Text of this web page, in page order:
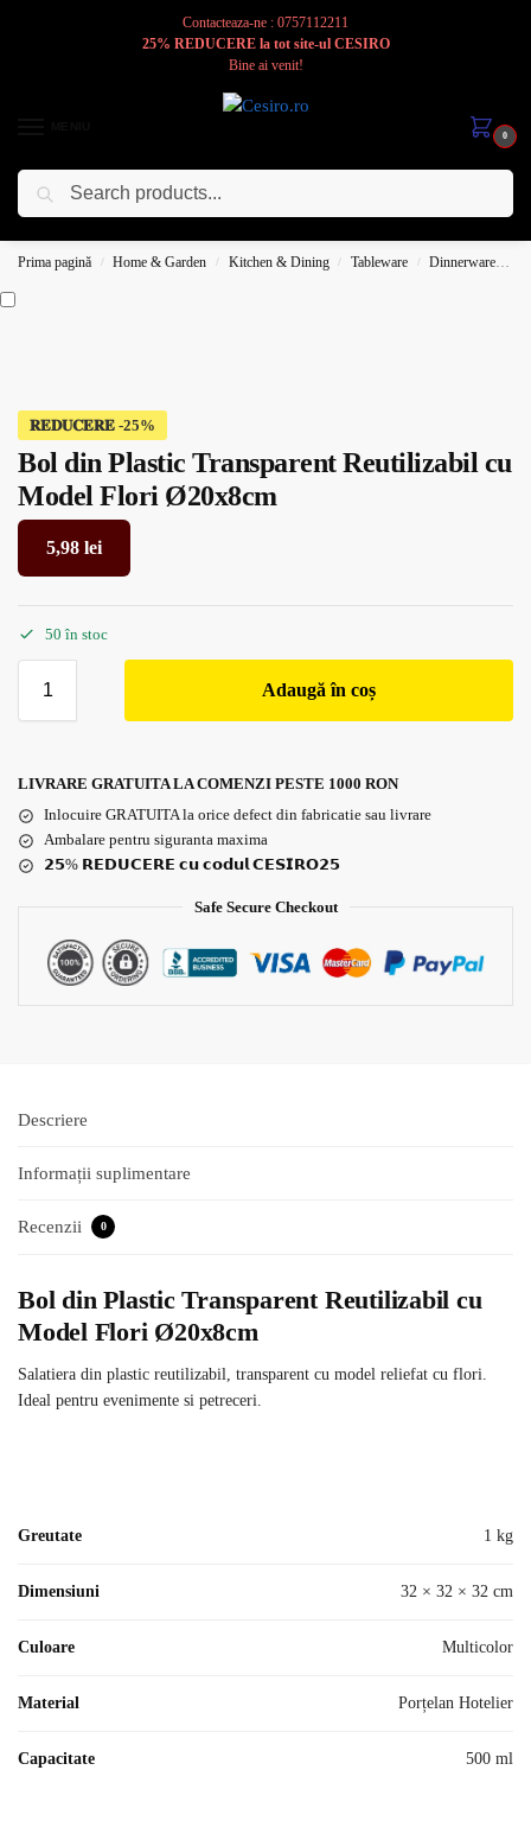
Contacteaza-ne : 0757112211
25% REDUCERE la tot site-ul CESIRO
Bine ai venit!
0
Cesiro
Prima pagină / Home & Garden / Kitchen & Dining / Tableware / Dinnerware
𝐑𝐄𝐃𝐔𝐂𝐄𝐑𝐄
Bol din Plastic Transparent Reutilizabil cu
Model Flori Ø20x8cm
5,98 lei
50 în stoc
Adaugă în coș
LIVRARE GRATUITA LA COMENZI PESTE 1000 RON
Inlocuire GRATUITA la orice defect din fabricatie sau livrare
Ambalare pentru siguranta maxima
𝟮𝟱% 𝗥𝗘𝗗𝗨𝗖𝗘𝗥𝗘 𝗰𝘂 𝗰𝗼𝗱𝘂𝗹 𝗖𝗘𝗦𝗜𝗥𝗢𝟮𝟱
Safe Secure Checkout
Descriere
Informații suplimentare
Recenzii 0
Bol din Plastic Transparent Reutilizabil cu
Model Flori Ø20x8cm
Salatiera din plastic reutilizabil, transparent cu model reliefat cu flori.
Ideal pentru evenimente si petreceri.
Greutate 1 kg
Dimensiuni 32 × 32 × 32 cm
Culoare Multicolor
Material Porțelan Hotelier
Capacitate 500 ml